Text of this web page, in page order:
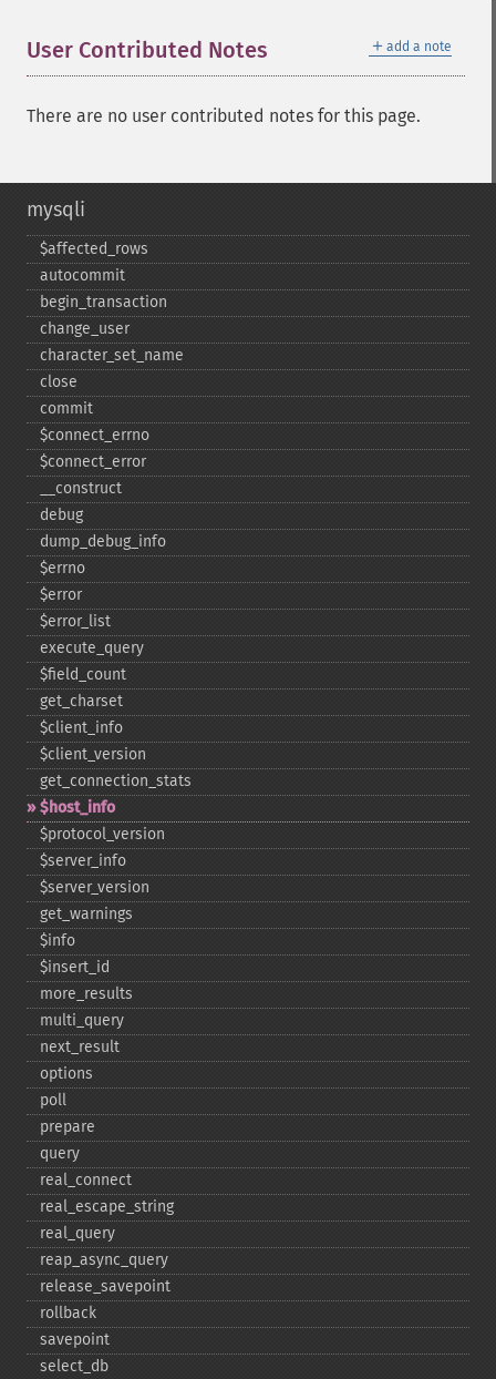
＋ add a note
User Contributed Notes
There are no user contributed notes for this page.
mysqli
$affected_​rows
autocommit
begin_​transaction
change_​user
character_​set_​name
close
commit
$connect_​errno
$connect_​error
_​_​construct
debug
dump_​debug_​info
$errno
$error
$error_​list
execute_​query
$field_​count
get_​charset
$client_​info
$client_​version
get_​connection_​stats
$host_​info
$protocol_​version
$server_​info
$server_​version
get_​warnings
$info
$insert_​id
more_​results
multi_​query
next_​result
options
poll
prepare
query
real_​connect
real_​escape_​string
real_​query
reap_​async_​query
release_​savepoint
rollback
savepoint
select_​db